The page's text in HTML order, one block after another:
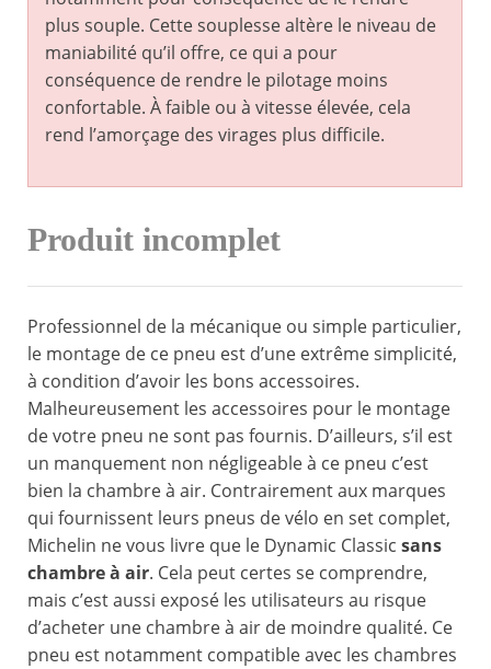
plus souple. Cette souplesse altère le niveau de
maniabilité qu’il offre, ce qui a pour
conséquence de rendre le pilotage moins
confortable. À faible ou à vitesse élevée, cela
rend l’amorçage des virages plus difficile.
Produit incomplet
Professionnel de la mécanique ou simple particulier,
le montage de ce pneu est d’une extrême simplicité,
à condition d’avoir les bons accessoires.
Malheureusement les accessoires pour le montage
de votre pneu ne sont pas fournis. D’ailleurs, s’il est
un manquement non négligeable à ce pneu c’est
bien la chambre à air. Contrairement aux marques
qui fournissent leurs pneus de vélo en set complet,
Michelin ne vous livre que le Dynamic Classic sans
chambre à air. Cela peut certes se comprendre,
mais c’est aussi exposé les utilisateurs au risque
d’acheter une chambre à air de moindre qualité. Ce
pneu est notamment compatible avec les chambres